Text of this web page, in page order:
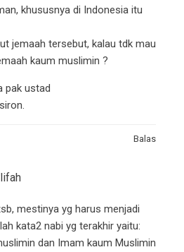
khususnya di Indonesia itu
jemaah tersebut, kalau tdk mau
kaum muslimin ?
pak ustad
Balas
mestinya yg harus menjadi
kata2 nabi yg terakhir yaitu:
dan Imam kaum Muslimin